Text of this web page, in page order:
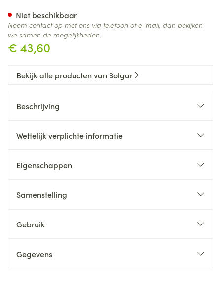
€ 43,60
Niet beschikbaar
Neem contact op met ons via telefoon of e-mail, dan bekijken
we samen de mogelijkheden.
Bekijk alle producten van Solgar
Beschrijving
Wettelijk verplichte informatie
Eigenschappen
Samenstelling
Gebruik
Gegevens